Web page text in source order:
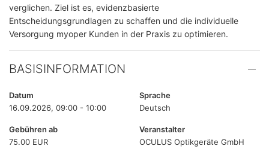
verglichen. Ziel ist es, evidenzbasierte
Entscheidungsgrundlagen zu schaffen und die individuelle
Versorgung myoper Kunden in der Praxis zu optimieren.
BASISINFORMATION
Datum
16.09.2026, 09:00 - 10:00
Sprache
Deutsch
Gebühren ab
75.00 EUR
Veranstalter
OCULUS Optikgeräte GmbH